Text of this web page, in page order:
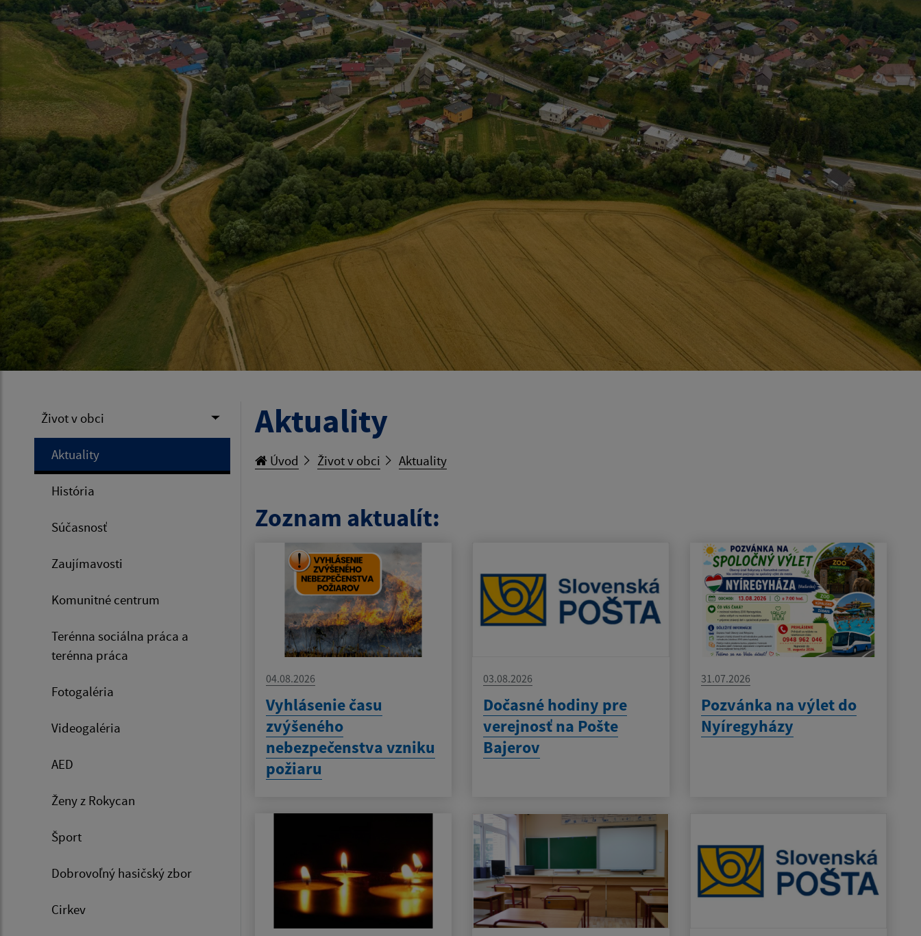
Život v obci
Aktuality
História
Súčasnosť
Zaujímavosti
Komunitné centrum
Terénna sociálna práca a
terénna práca
Fotogaléria
Videogaléria
AED
Ženy z Rokycan
Šport
Dobrovoľný hasičský zbor
Cirkev
Aktuality
Úvod Život v obci Aktuality
Zoznam aktualít:
04.08.2026
Vyhlásenie času
zvýšeného
nebezpečenstva vzniku
požiaru
03.08.2026
Dočasné hodiny pre
verejnosť na Pošte
Bajerov
31.07.2026
Pozvánka na výlet do
Nyíregyházy